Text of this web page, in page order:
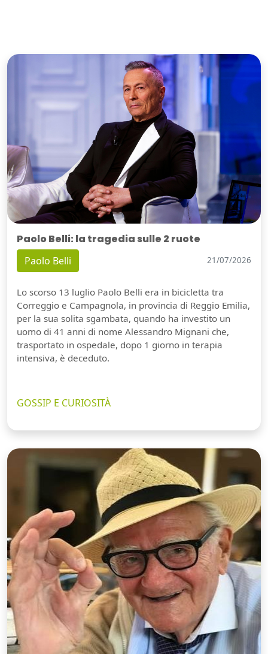
Paolo Belli: la tragedia sulle 2 ruote
Paolo Belli 21/07/2026
Lo scorso 13 luglio Paolo Belli era in bicicletta tra
Correggio e Campagnola, in provincia di Reggio Emilia,
per la sua solita sgambata, quando ha investito un
uomo di 41 anni di nome Alessandro Mignani che,
trasportato in ospedale, dopo 1 giorno in terapia
intensiva, è deceduto.
GOSSIP E CURIOSITÀ